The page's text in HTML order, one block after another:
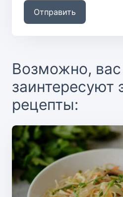
Отправить
Возможно, вас
заинтересуют
рецепты: